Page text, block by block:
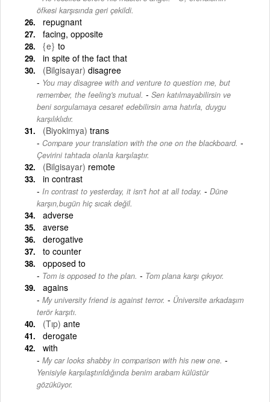
öfkesi karşısında geri çekildi.
repugnant
facing, opposite
{e} to
in spite of the fact that
(Bilgisayar) disagree
You may disagree with and venture to question me, but
remember, the feeling's mutual. - Sen katılmayabilirsin ve
beni sorgulamaya cesaret edebilirsin ama hatırla, duygu
karşılıklıdır.
(Biyokimya) trans
Compare your translation with the one on the blackboard. -
Çevirini tahtada olanla karşılaştır.
(Bilgisayar) remote
in contrast
In contrast to yesterday, it isn't hot at all today. - Düne
karşın,bugün hiç sıcak değil.
adverse
averse
derogative
to counter
opposed to
Tom is opposed to the plan. - Tom plana karşı çıkıyor.
agains
My university friend is against terror. - Üniversite arkadaşım
terör karşıtı.
(Tıp) ante
derogate
with
My car looks shabby in comparison with his new one. -
Yenisiyle karşılaştırıldığında benim arabam külüstür
gözüküyor.